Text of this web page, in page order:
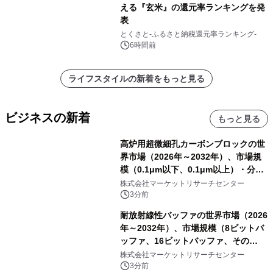
える『玄米』の還元率ランキングを発
表
とくさと-ふるさと納税還元率ランキング-
6時間前
ライフスタイルの新着をもっと見る
ビジネスの新着 もっと見る
高炉用超微細孔カーボンブロックの世
界市場（2026年～2032年）、市場規
模（0.1μm以下、0.1μm以上）・分析
レポートを発表
株式会社マーケットリサーチセンター
3分前
耐放射線性バッファの世界市場（2026
年～2032年）、市場規模（8ビットバ
ッファ、16ビットバッファ、その
他）・分析レポートを発表
株式会社マーケットリサーチセンター
3分前